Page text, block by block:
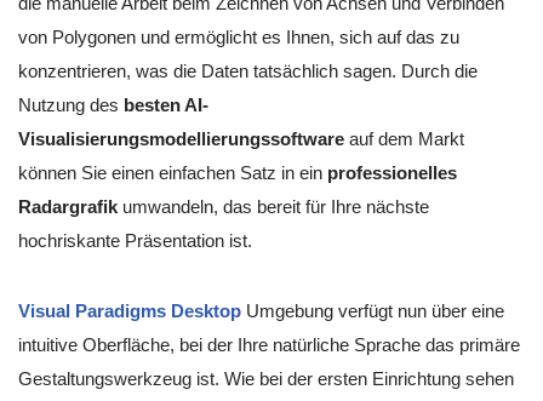
von Polygonen und ermöglicht es Ihnen, sich auf das zu
konzentrieren, was die Daten tatsächlich sagen. Durch die
Nutzung des besten AI-
Visualisierungsmodellierungssoftware auf dem Markt
können Sie einen einfachen Satz in ein professionelles
Radargrafik umwandeln, das bereit für Ihre nächste
hochriskante Präsentation ist.
Visual Paradigms Desktop Umgebung verfügt nun über eine
intuitive Oberfläche, bei der Ihre natürliche Sprache das primäre
Gestaltungswerkzeug ist. Wie bei der ersten Einrichtung sehen